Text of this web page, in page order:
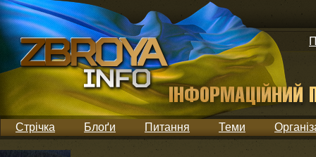
Стрічка Блоґи Питання Теми